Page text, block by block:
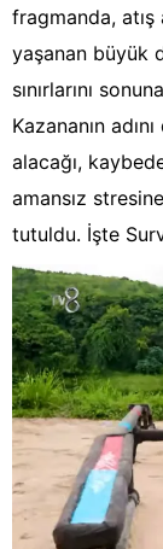
fragmanda, atış
yaşanan büyük
sınırlarını
Kazananın
alacağı,
amansız
tutuldu. İşte